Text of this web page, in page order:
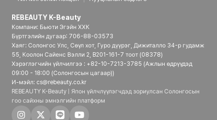
REBEAUTY K-Beauty
Компани: Бьюти Эгэйн ХХК
Бүртгэлийн дугаар: 706-88-03573
Хаяг: Солонгос Улс, Сөүл хот, Гуро дүүрэг, Дижиталло 34-р гудамж
55, Коолон Сайенс Вэлли 2, B201-161-7 тоот (08378)
Хэрэглэгчийн үйлчилгээ : +82-10-7213-3785 (Ажлын өдрүүдэд
09:00 - 18:00 (Солонгосын цагаар))
И-мэйл: cs@rebeauty.co.kr
REBEAUTY K-Beauty | Япон үйлчлүүлэгчдэд зориулсан Солонгосын
гоо сайхны эмнэлгийн платформ